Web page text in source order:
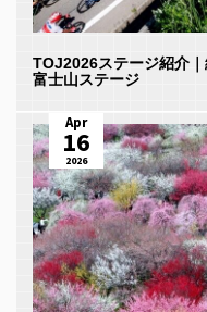
TOJ2026ステージ紹介
富士山ステージ
Apr
16
2026